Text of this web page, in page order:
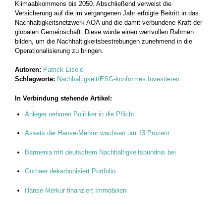
Klimaabkommens bis 2050. Abschließend verweist die
Versicherung auf die im vergangenen Jahr erfolgte Beitritt in das
Nachhaltigkeitsnetzwerk AOA und die damit verbundene Kraft der
globalen Gemeinschaft. Diese würde einen wertvollen Rahmen
bilden, um die Nachhaltigkeitsbestrebungen zunehmend in die
Operationalisierung zu bringen.
Autoren: Patrick Eisele
Schlagworte: Nachhaltigkeit/ESG-konformes Investieren
In Verbindung stehende Artikel:
Anleger nehmen Politiker in die Pflicht
Assets der Hanse-Merkur wachsen um 13 Prozent
Barmenia tritt deutschem Nachhaltigkeitsbündnis bei
Gothaer dekarbonisiert Portfolio
Hanse-Merkur finanziert Immobilien